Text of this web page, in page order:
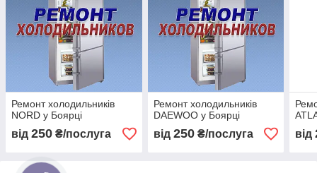
Ремонт холодильників
NORD у Боярці
від 250 ₴/послуга
Ремонт холодильників
DAEWOO у Боярці
від 250₴/послуга від